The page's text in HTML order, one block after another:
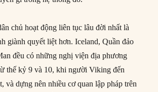
chủ hoạt động liên tục lâu đời nhất là
giành quyết liệt hơn. Iceland, Quần đảo
đều có những nghị viện địa phương
thế kỷ 9 và 10, khi người Viking đến
và dựng nên nhiều cơ quan lập pháp trên